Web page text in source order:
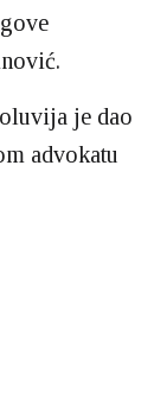
je dao
advokatu